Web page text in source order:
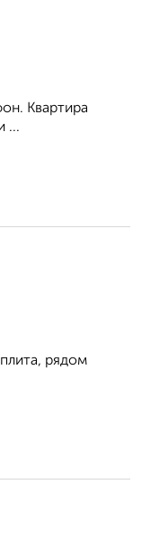
Квартира
...
рядом